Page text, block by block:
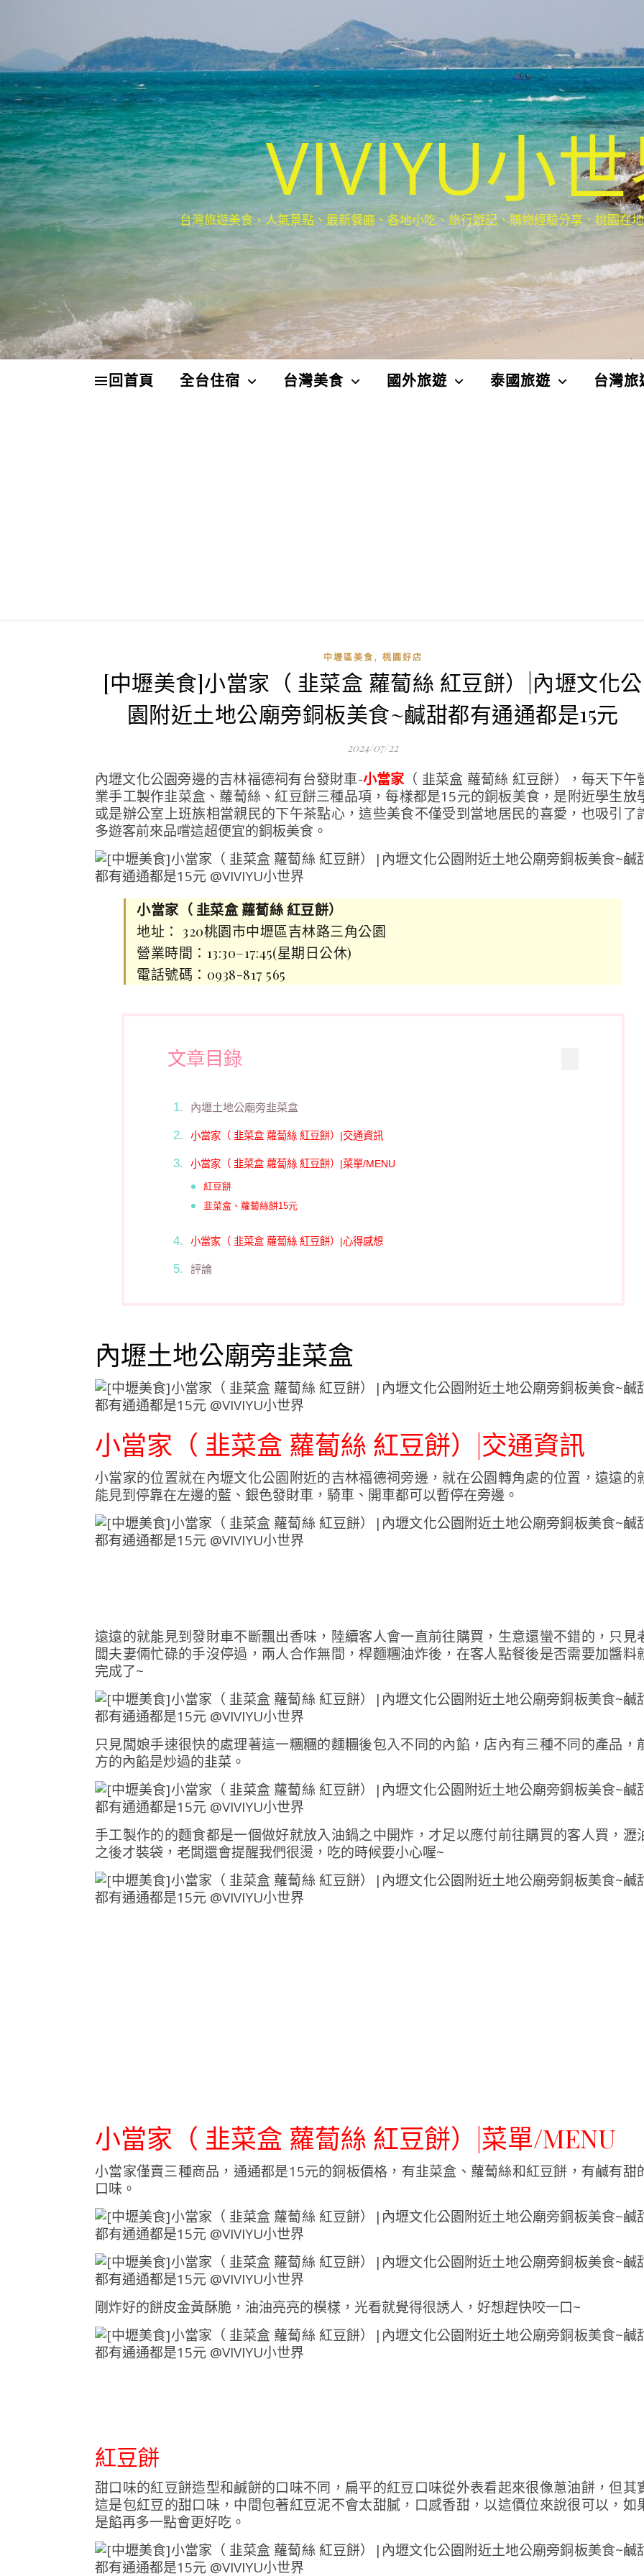
VIVIYU小
台灣旅遊美食、人氣景點、最新餐廳、各地小吃、旅行遊記、購物經驗分享．桃園在
回首頁 全台住宿 台灣美食 國外旅遊 泰國旅遊 台灣旅
中壢區美食 , 桃園好店
[中壢美食]小當家（ 韭菜盒 蘿蔔絲 紅豆餅）|內壢文化公
園附近土地公廟旁銅板美食~鹹甜都有通通都是15元
2024/07/22
內壢文化公園旁邊的吉林福德祠有台發財車-小當家（ 韭菜盒 蘿蔔絲 紅豆餅），每天下午
業手工製作韭菜盒、蘿蔔絲、紅豆餅三種品項，每樣都是15元的銅板美食，是附近學生放
或是辦公室上班族相當親民的下午茶點心，這些美食不僅受到當地居民的喜愛，也吸引了
多遊客前來品嚐這超便宜的銅板美食。
小當家（ 韭菜盒 蘿蔔絲 紅豆餅）
地址： 320桃園市中壢區吉林路三角公園
營業時間：13:30–17:45(星期日公休)
電話號碼：0938-817 565
文章目錄
內壢土地公廟旁韭菜盒
小當家（ 韭菜盒 蘿蔔絲 紅豆餅）|交通資訊
小當家（ 韭菜盒 蘿蔔絲 紅豆餅）|菜單/MENU
紅豆餅
韭菜盒、蘿蔔絲餅15元
小當家（ 韭菜盒 蘿蔔絲 紅豆餅）|心得感想
評論
內壢土地公廟旁韭菜盒
小當家（ 韭菜盒 蘿蔔絲 紅豆餅）|交通資訊
小當家的位置就在內壢文化公園附近的吉林福德祠旁邊，就在公園轉角處的位置，遠遠的
能見到停靠在左邊的藍、銀色發財車，騎車、開車都可以暫停在旁邊。
遠遠的就能見到發財車不斷飄出香味，陸續客人會一直前往購買，生意還蠻不錯的，只見
闆夫妻倆忙碌的手沒停過，兩人合作無間，桿麵糰油炸後，在客人點餐後是否需要加醬料
完成了~
只見闆娘手速很快的處理著這一糰糰的麵糰後包入不同的內餡，店內有三種不同的產品，
方的內餡是炒過的韭菜。
手工製作的的麵食都是一個做好就放入油鍋之中開炸，才足以應付前往購買的客人買，瀝
之後才裝袋，老闆還會提醒我們很燙，吃的時候要小心喔~
小當家（ 韭菜盒 蘿蔔絲 紅豆餅）|菜單/MENU
小當家僅賣三種商品，通通都是15元的銅板價格，有韭菜盒、蘿蔔絲和紅豆餅，有鹹有甜
口味。
剛炸好的餅皮金黃酥脆，油油亮亮的模樣，光看就覺得很誘人，好想趕快咬一口~
紅豆餅
甜口味的紅豆餅造型和鹹餅的口味不同，扁平的紅豆口味從外表看起來很像蔥油餅，但其
這是包紅豆的甜口味，中間包著紅豆泥不會太甜膩，口感香甜，以這價位來說很可以，如
是餡再多一點會更好吃。